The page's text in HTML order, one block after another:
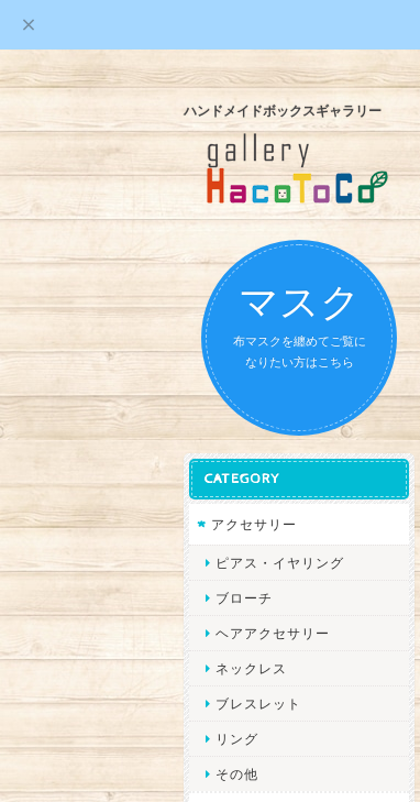
ハンドメイドボックスギャラリー
マスク
布マスクを纏めてご覧に
なりたい方はこちら
CATEGORY
アクセサリー
ピアス・イヤリング
ブローチ
ヘアアクセサリー
ネックレス
ブレスレット
リング
その他